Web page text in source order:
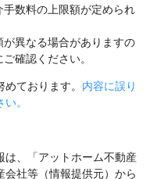
数料の上限額が定められ
異なる場合がありますの
確認ください。
ております。 内容に誤り
。
は、「アットホーム不動産
社等（情報提供元）から